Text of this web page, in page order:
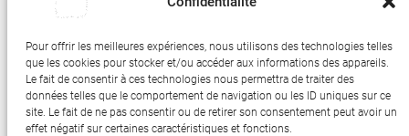
Pour offrir les meilleures expériences, nous utilisons des technologies telles
que les cookies pour stocker et/ou accéder aux informations des appareils.
Le fait de consentir à ces technologies nous permettra de traiter des
données telles que le comportement de navigation ou les ID uniques sur ce
site. Le fait de ne pas consentir ou de retirer son consentement peut avoir un
effet négatif sur certaines caractéristiques et fonctions.
Nous contacter
Écrans & Moniteurs
Serveurs & Stockage
Impression & Consommables
Ordinateurs & Tablettes